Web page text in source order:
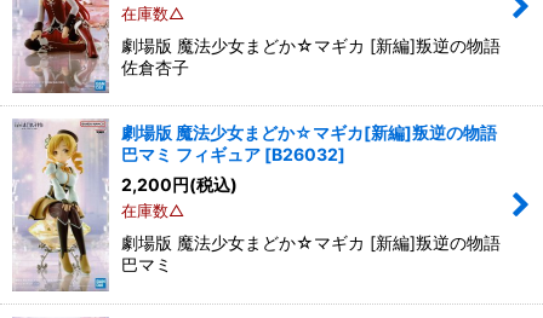
在庫数△
劇場版 魔法少女まどか☆マギカ [新編]叛逆の物語
佐倉杏子
劇場版 魔法少女まどか☆マギカ[新編]叛逆の物語
巴マミ フィギュア [B26032]
2,200円(税込)
在庫数△
劇場版 魔法少女まどか☆マギカ [新編]叛逆の物語
巴マミ